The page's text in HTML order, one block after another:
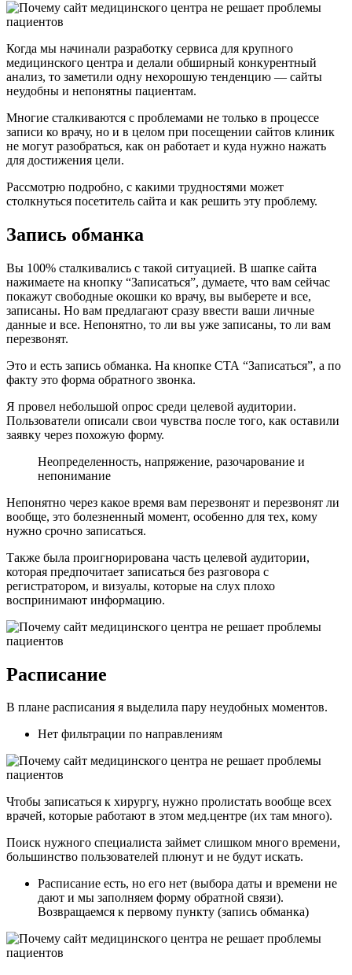
Когда мы начинали разработку сервиса для крупного
медицинского центра и делали обширный конкурентный
анализ, то заметили одну нехорошую тенденцию — сайты
неудобны и непонятны пациентам.
Многие сталкиваются с проблемами не только в процессе
записи ко врачу, но и в целом при посещении сайтов клиник
не могут разобраться, как он работает и куда нужно нажать
для достижения цели.
Рассмотрю подробно, с какими трудностями может
столкнуться посетитель сайта и как решить эту проблему.
Запись обманка
Вы 100% сталкивались с такой ситуацией. В шапке сайта
нажимаете на кнопку “Записаться”, думаете, что вам сейчас
покажут свободные окошки ко врачу, вы выберете и все,
записаны. Но вам предлагают сразу ввести ваши личные
данные и все. Непонятно, то ли вы уже записаны, то ли вам
перезвонят.
Это и есть запись обманка. На кнопке СТА “Записаться”, а по
факту это форма обратного звонка.
Я провел небольшой опрос среди целевой аудитории.
Пользователи описали свои чувства после того, как оставили
заявку через похожую форму.
Неопределенность, напряжение, разочарование и
непонимание
Непонятно через какое время вам перезвонят и перезвонят ли
вообще, это болезненный момент, особенно для тех, кому
нужно срочно записаться.
Также была проигнорирована часть целевой аудитории,
которая предпочитает записаться без разговора с
регистратором, и визуалы, которые на слух плохо
воспринимают информацию.
Расписание
В плане расписания я выделила пару неудобных моментов.
Нет фильтрации по направлениям
Чтобы записаться к хирургу, нужно пролистать вообще всех
врачей, которые работают в этом мед.центре (их там много).
Поиск нужного специалиста займет слишком много времени,
большинство пользователей плюнут и не будут искать.
Расписание есть, но его нет (выбора даты и времени не
дают и мы заполняем форму обратной связи).
Возвращаемся к первому пункту (запись обманка)